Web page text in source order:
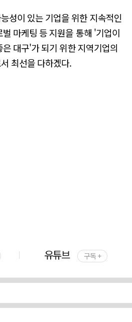
성이 있는 기업을 위한 지속적인
마케팅 등 지원을 통해 '기업이
대구'가 되기 위한 지역기업의
최선을 다하겠다.
유튜브 구독 +